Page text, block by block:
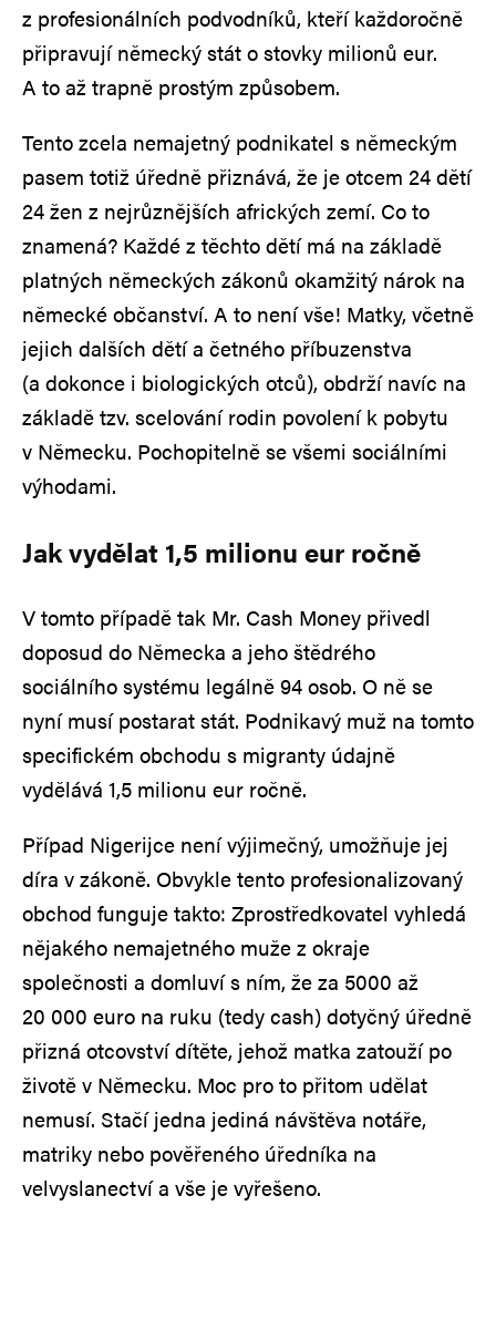
z profesionálních podvodníků, kteří každoročně
připravují německý stát o stovky milionů eur.
A to až trapně prostým způsobem.
Tento zcela nemajetný podnikatel s německým
pasem totiž úředně přiznává, že je otcem 24 dětí
24 žen z nejrůznějších afrických zemí. Co to
znamená? Každé z těchto dětí má na základě
platných německých zákonů okamžitý nárok na
německé občanství. A to není vše! Matky, včetně
jejich dalších dětí a četného příbuzenstva
(a dokonce i biologických otců), obdrží navíc na
základě tzv. scelování rodin povolení k pobytu
v Německu. Pochopitelně se všemi sociálními
výhodami.
Jak vydělat 1,5 milionu eur ročně
V tomto případě tak Mr. Cash Money přivedl
doposud do Německa a jeho štědrého
sociálního systému legálně 94 osob. O ně se
nyní musí postarat stát. Podnikavý muž na tomto
specifickém obchodu s migranty údajně
vydělává 1,5 milionu eur ročně.
Případ Nigerijce není výjimečný, umožňuje jej
díra v zákoně. Obvykle tento profesionalizovaný
obchod funguje takto: Zprostředkovatel vyhledá
nějakého nemajetného muže z okraje
společnosti a domluví s ním, že za 5000 až
20 000 euro na ruku (tedy cash) dotyčný úředně
přizná otcovství dítěte, jehož matka zatouží po
životě v Německu. Moc pro to přitom udělat
nemusí. Stačí jedna jediná návštěva notáře,
matriky nebo pověřeného úředníka na
velvyslanectví a vše je vyřešeno.